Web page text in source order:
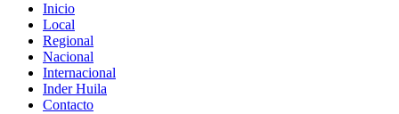
Inicio
Local
Regional
Nacional
Internacional
Inder Huila
Contacto